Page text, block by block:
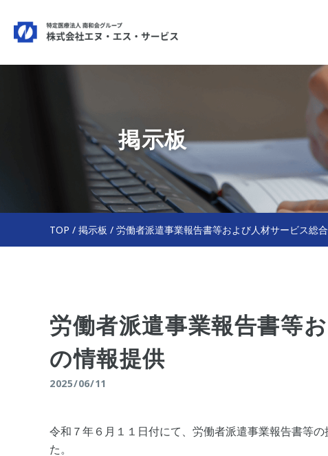
掲示板
TOP / 掲示板 / 労働者派遣事業報告書等および人材サービス総
労働者派遣事業報告書等
の情報提供
2025/06/11
令和７年６月１１日付にて、労働者派遣事業報告書等
た。